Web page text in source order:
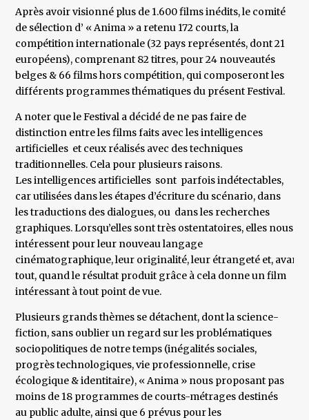
Après avoir visionné plus de 1.600 films inédits, le comité
de sélection d’ « Anima » a retenu 172 courts, la
compétition internationale (32 pays représentés, dont 21
européens), comprenant 82 titres, pour 24 nouveautés
belges & 66 films hors compétition, qui composeront les
différents programmes thématiques du présent Festival.
A noter que le Festival a décidé de ne pas faire de
distinction entre les films faits avec les intelligences
artificielles et ceux réalisés avec des techniques
traditionnelles. Cela pour plusieurs raisons.
Les intelligences artificielles sont parfois indétectables,
car utilisées dans les étapes d’écriture du scénario, dans
les traductions des dialogues, ou dans les recherches
graphiques. Lorsqu’elles sont très ostentatoires, elles nous
intéressent pour leur nouveau langage
cinématographique, leur originalité, leur étrangeté et, avant
tout, quand le résultat produit grâce à cela donne un film
intéressant à tout point de vue.
Plusieurs grands thèmes se détachent, dont la science-
fiction, sans oublier un regard sur les problématiques
sociopolitiques de notre temps (inégalités sociales,
progrès technologiques, vie professionnelle, crise
écologique & identitaire), « Anima » nous proposant pas
moins de 18 programmes de courts-métrages destinés
au public adulte, ainsi que 6 prévus pour les